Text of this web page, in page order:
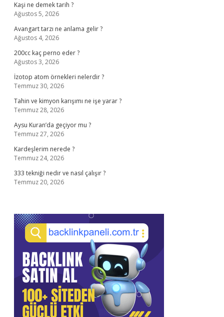
Kaşi ne demek tarih ?
Ağustos 5, 2026
Avangart tarzı ne anlama gelir ?
Ağustos 4, 2026
200cc kaç perno eder ?
Ağustos 3, 2026
İzotop atom örnekleri nelerdir ?
Temmuz 30, 2026
Tahin ve kimyon karışımı ne işe yarar ?
Temmuz 28, 2026
Aysu Kuran’da geçiyor mu ?
Temmuz 27, 2026
Kardeşlerim nerede ?
Temmuz 24, 2026
333 tekniği nedir ve nasıl çalışır ?
Temmuz 20, 2026